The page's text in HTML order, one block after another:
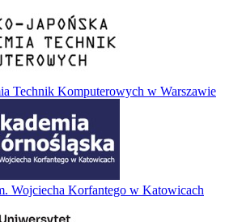
Technik Komputerowych w Warszawie
Wojciecha Korfantego w Katowicach